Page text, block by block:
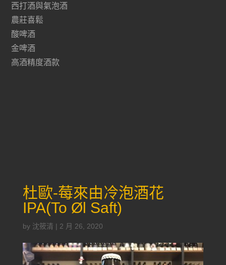
西打酒與氣泡酒
農莊喜鬆
酸啤酒
金啤酒
高酒精度酒款
杜歐-莓來由冷泡酒花
IPA(To Øl Saft)
by 沈筱清 | 2 月 26, 2020